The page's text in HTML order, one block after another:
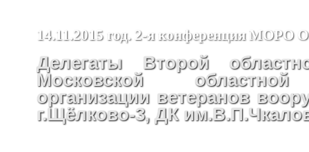
14.11.2015 год. 2-я конференция
Делегаты Второй
Московской областной
организации ветеранов
г.Щёлково-3, ДК